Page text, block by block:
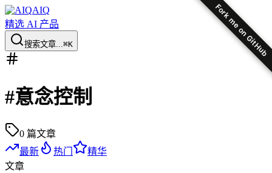
Fork me on GitHub
AIQ
精选 AI 产品
搜索文章...⌘K
#意念控制
0 篇文章
最新
热门
精华
文章